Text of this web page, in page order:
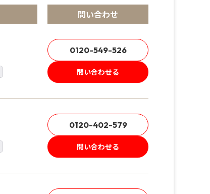
問い合わせ
0120-549-526
問い合わせる
0120-402-579
問い合わせる